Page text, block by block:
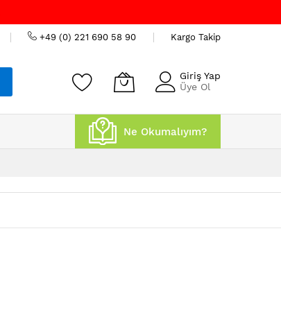
+49 (0) 221 690 58 90 Kargo Takip
Giriş Yap
Üye Ol
Ne Okumalıyım?